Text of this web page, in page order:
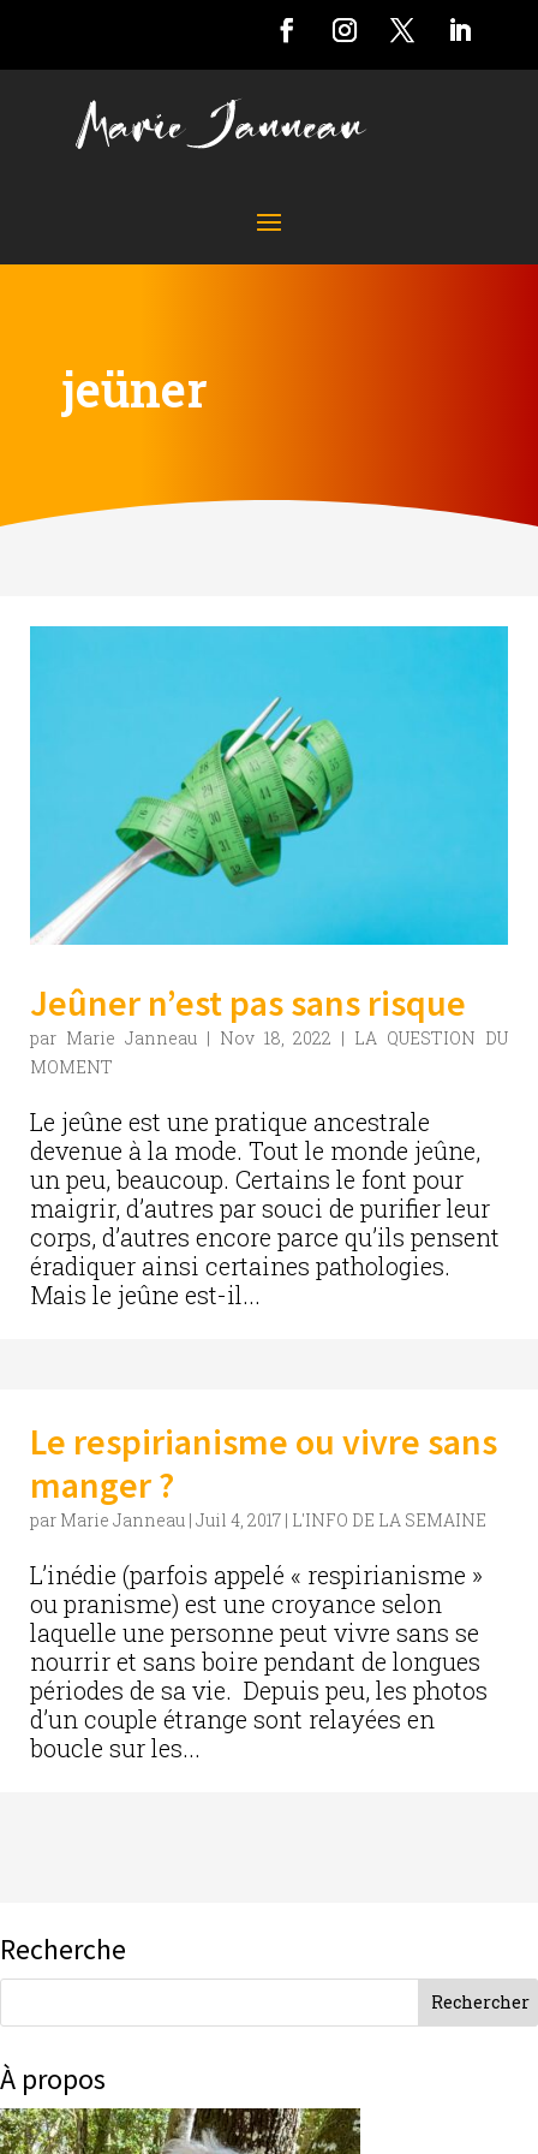
jeüner
Jeûner n’est pas sans risque
par Marie Janneau | Nov 18, 2022 | LA QUESTION DU
MOMENT
Le jeûne est une pratique ancestrale
devenue à la mode. Tout le monde jeûne,
un peu, beaucoup. Certains le font pour
maigrir, d’autres par souci de purifier leur
corps, d’autres encore parce qu’ils pensent
éradiquer ainsi certaines pathologies.
Mais le jeûne est-il...
Le respirianisme ou vivre sans
manger ?
par Marie Janneau | Juil 4, 2017 | L'INFO DE LA SEMAINE
L’inédie (parfois appelé « respirianisme »
ou pranisme) est une croyance selon
laquelle une personne peut vivre sans se
nourrir et sans boire pendant de longues
périodes de sa vie. Depuis peu, les photos
d’un couple étrange sont relayées en
boucle sur les...
Recherche
À propos